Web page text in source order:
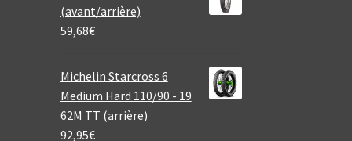
(avant/arrière)
59,68€
Michelin Starcross 6
Medium Hard 110/90 - 19
62M TT (arrière)
92,95€